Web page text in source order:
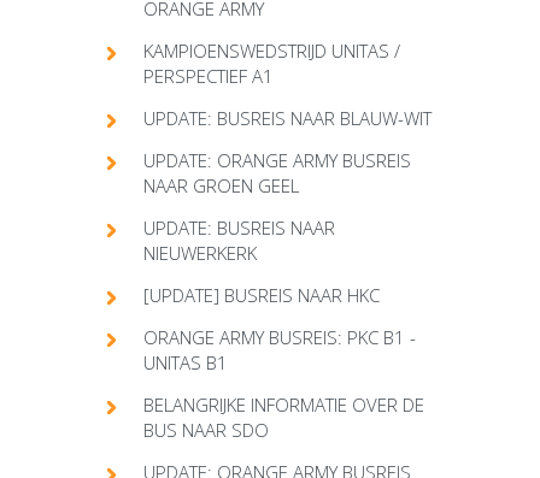
ORANGE ARMY
KAMPIOENSWEDSTRIJD UNITAS /
PERSPECTIEF A1
UPDATE: BUSREIS NAAR BLAUW-WIT
UPDATE: ORANGE ARMY BUSREIS
NAAR GROEN GEEL
UPDATE: BUSREIS NAAR
NIEUWERKERK
[UPDATE] BUSREIS NAAR HKC
ORANGE ARMY BUSREIS: PKC B1 -
UNITAS B1
BELANGRIJKE INFORMATIE OVER DE
BUS NAAR SDO
UPDATE: ORANGE ARMY BUSREIS